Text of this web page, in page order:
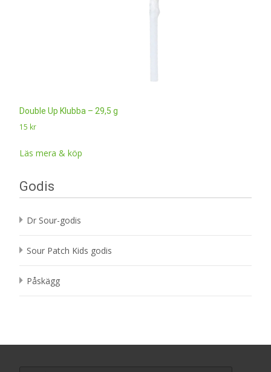
Double Up Klubba – 29,5 g
15 kr
Läs mera & köp
Godis
Dr Sour-godis
Sour Patch Kids godis
Påskägg